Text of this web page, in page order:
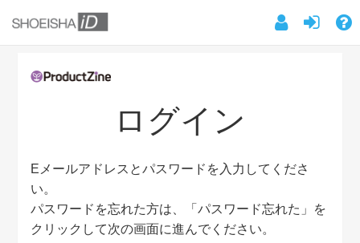
ログイン
Eメールアドレスとパスワードを入力してくださ
い。
パスワードを忘れた方は、「パスワード忘れた」を
クリックして次の画面に進んでください。